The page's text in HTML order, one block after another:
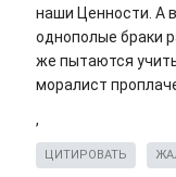
наши Ценности. А
однополые браки
же пытаются
моралист
,
ЦИТИРОВАТЬ